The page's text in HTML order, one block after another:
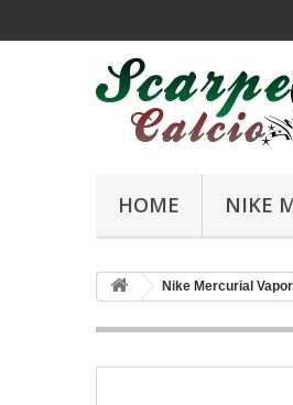
HOME NIKE
Nike Mercurial